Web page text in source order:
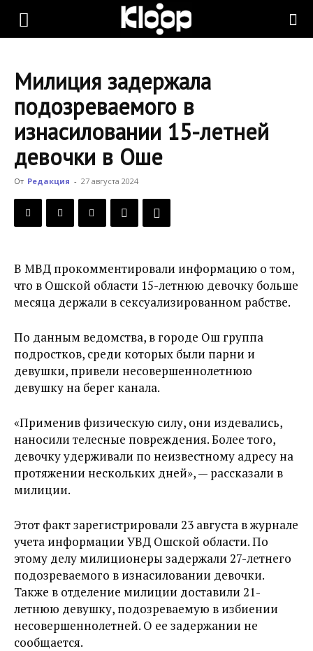
KLOOP.KG
Новости
Кыргызстана
Милиция задержала
подозреваемого в
изнасиловании 15-летней
девочки в Оше
От Редакция - 27 августа 2024
В МВД прокомментировали информацию о том,
что в Ошской области 15-летнюю девочку больше
месяца держали в сексуализированном рабстве.
По данным ведомства, в городе Ош группа
подростков, среди которых были парни и
девушки, привели несовершеннолетнюю
девушку на берег канала.
«Применив физическую силу, они издевались,
наносили телесные повреждения. Более того,
девочку удерживали по неизвестному адресу на
протяжении нескольких дней», — рассказали в
милиции.
Этот факт зарегистрировали 23 августа в журнале
учета информации УВД Ошской области. По
этому делу милиционеры задержали 27-летнего
подозреваемого в изнасиловании девочки.
Также в отделение милиции доставили 21-
летнюю девушку, подозреваемую в избиении
несовершеннолетней. О ее задержании не
сообщается.